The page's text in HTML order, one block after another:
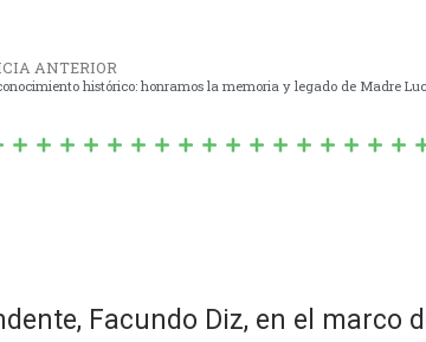
ANTERIOR
histórico: honramos la memoria y legado de Madre
Facundo Diz, en el